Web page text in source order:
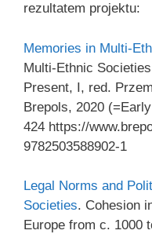
rezultatem projektu:
Memories in Multi-
Multi-Ethnic
Present, I, red.
Brepols, 2020
424 https://
9782503588902-1
Legal Norms and
Societies. Cohesion
Europe from c. 1000